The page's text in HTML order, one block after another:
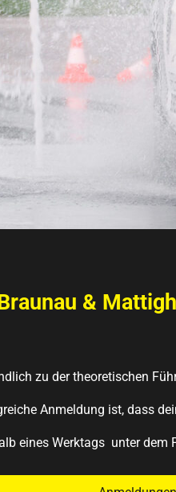
&
zu der theoretischen
Anmeldung ist, dass
eines Werktags unter